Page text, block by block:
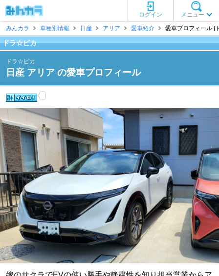
メニュー
ログイン
みんカラ
車種別情報 日産 アリア 愛車紹介 愛車プロフィール [
ドラ☆ピカ
ドラ☆ピカ
日産 アリア の愛車プロフィール